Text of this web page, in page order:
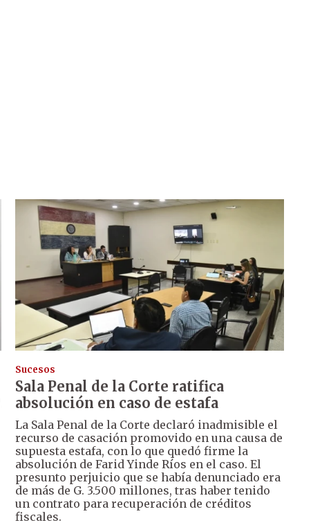
Sucesos
Sala Penal de la Corte ratifica
absolución en caso de estafa
La Sala Penal de la Corte declaró inadmisible el
recurso de casación promovido en una causa de
supuesta estafa, con lo que quedó firme la
absolución de Farid Yinde Ríos en el caso. El
presunto perjuicio que se había denunciado era
de más de G. 3.500 millones, tras haber tenido
un contrato para recuperación de créditos
fiscales.